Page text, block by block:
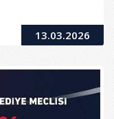
13.03.2026